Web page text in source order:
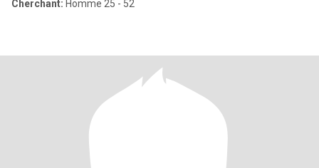
Cherchant: Homme 25 - 52